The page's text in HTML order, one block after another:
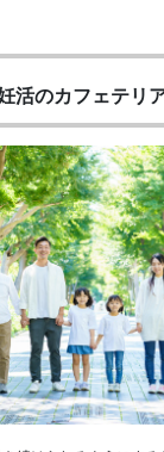
活のカフェテリ